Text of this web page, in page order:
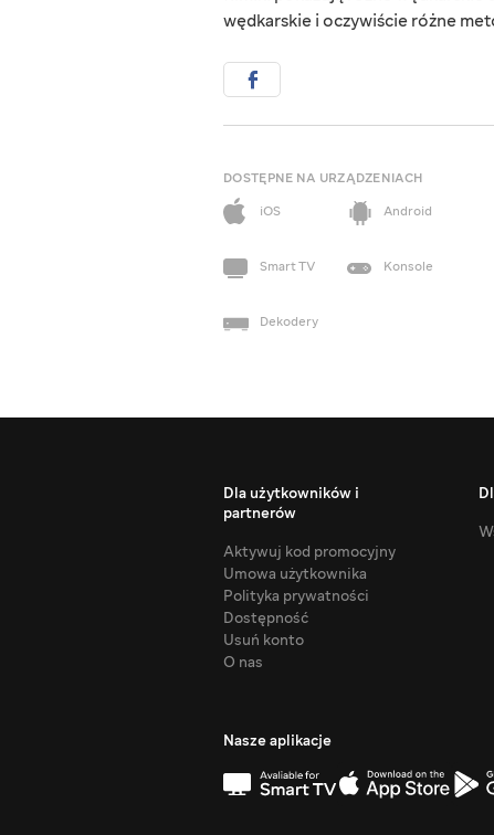
wędkarskie i oczywiście różne
DOSTĘPNE NA URZĄDZENIACH
iOS
Android
Smart TV Konsole
Dekodery
Dla użytkowników i
partnerów
Aktywuj kod promocyjny
Umowa użytkownika
Polityka prywatności
Dostępność
Usuń konto
O nas
Nasze aplikacje